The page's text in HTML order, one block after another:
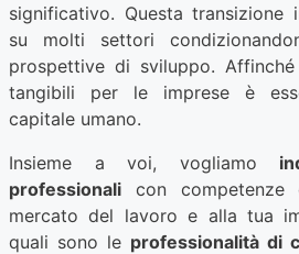
significativo. Questa transizione
su molti settori
prospettive di sviluppo.
tangibili per le imprese è
capitale umano.
Insieme a voi, vogliamo
professionali con competenze
mercato del lavoro e alla tua
quali sono le professionalità di